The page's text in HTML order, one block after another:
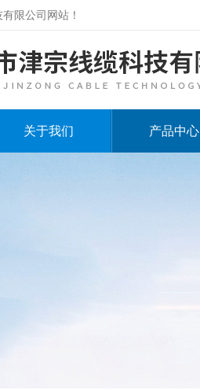
限公司网站！
关于我们 产品中心